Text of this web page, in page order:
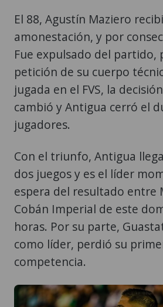
El 88, Agustín Maziero
amonestación, y por
Fue expulsado del partido,
petición de su cuerpo
jugada en el FVS, la
cambió y Antigua cerró el
jugadores.
Con el triunfo, Antigua
dos juegos y es el líder
espera del resultado entre
Cobán Imperial de este
horas. Por su parte,
como líder, perdió su
competencia.